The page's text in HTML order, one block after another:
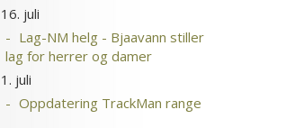
16. juli
Lag-NM helg - Bjaavann stiller
lag for herrer og damer
1. juli
Oppdatering TrackMan range